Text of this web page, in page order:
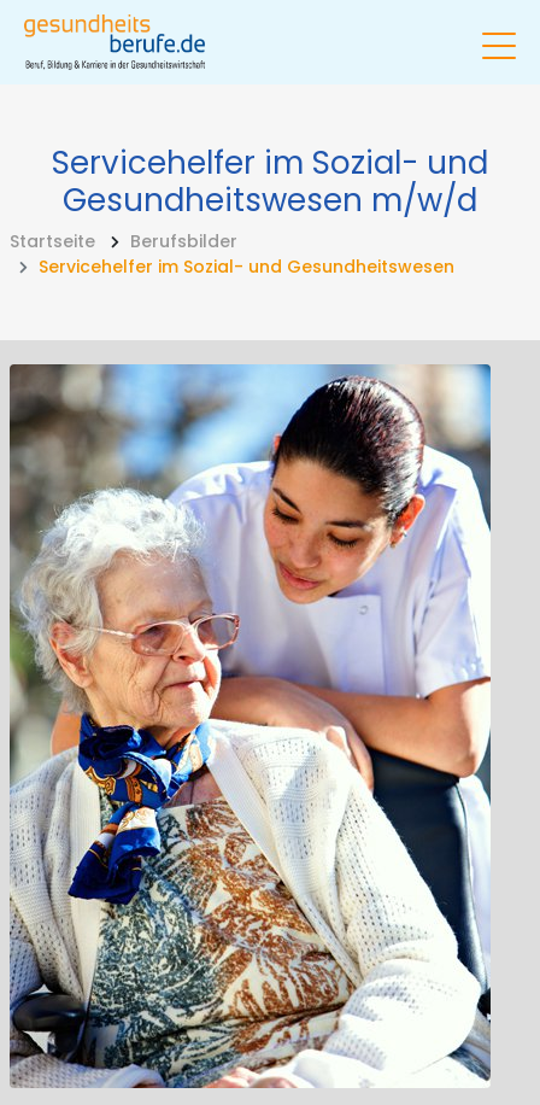
Servicehelfer im Sozial- und
Gesundheitswesen m/w/d
Startseite
Berufsbilder
Servicehelfer im Sozial- und Gesundheitswesen